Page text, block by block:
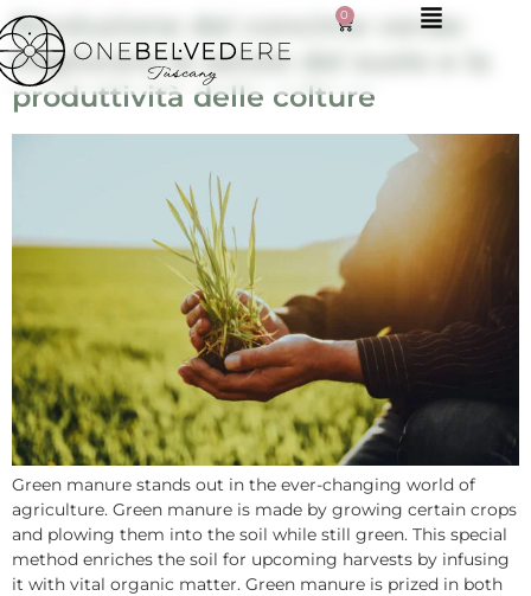
0
Rivoluzione del concime verde:
Migliorare la salute del suolo e la
produttività delle colture
Green manure stands out in the ever-changing world of
agriculture. Green manure is made by growing certain crops
and plowing them into the soil while still green. This special
method enriches the soil for upcoming harvests by infusing
it with vital organic matter. Green manure is prized in both